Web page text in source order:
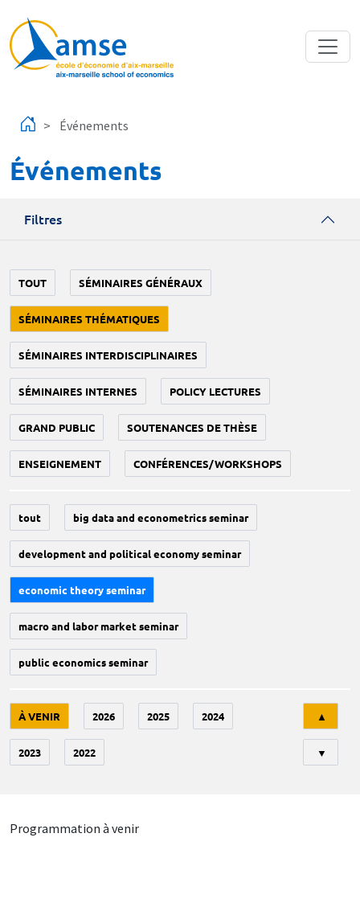
Événements
Événements
Filtres
TOUT SÉMINAIRES GÉNÉRAUX
SÉMINAIRES THÉMATIQUES
SÉMINAIRES INTERDISCIPLINAIRES
SÉMINAIRES INTERNES POLICY LECTURES
GRAND PUBLIC SOUTENANCES DE THÈSE
ENSEIGNEMENT CONFÉRENCES/WORKSHOPS
tout big data and econometrics seminar
development and political economy seminar
economic theory seminar
macro and labor market seminar
public economics seminar
À VENIR 2026 2025 2024
2023 2022
▲
▼
Programmation à venir